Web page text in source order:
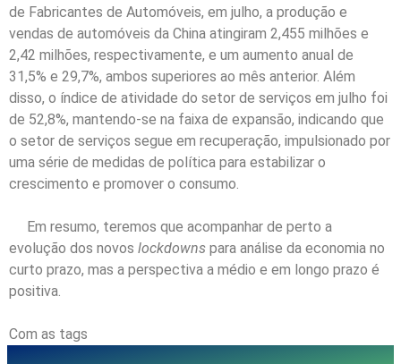
de Fabricantes de Automóveis, em julho, a produção e
vendas de automóveis da China atingiram 2,455 milhões e
2,42 milhões, respectivamente, e um aumento anual de
31,5% e 29,7%, ambos superiores ao mês anterior. Além
disso, o índice de atividade do setor de serviços em julho foi
de 52,8%, mantendo-se na faixa de expansão, indicando que
o setor de serviços segue em recuperação, impulsionado por
uma série de medidas de política para estabilizar o
crescimento e promover o consumo.
Em resumo, teremos que acompanhar de perto a
evolução dos novos lockdowns para análise da economia no
curto prazo, mas a perspectiva a médio e em longo prazo é
positiva.
Com as tags